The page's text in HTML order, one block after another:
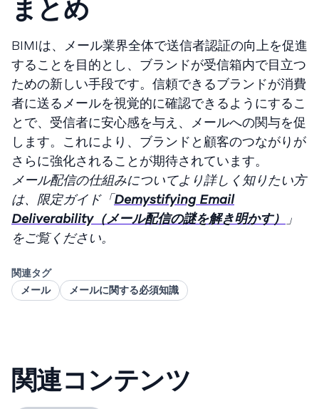
まとめ
BIMIは、メール業界全体で送信者認証の向上を促進
することを目的とし、ブランドが受信箱内で目立つ
ための新しい手段です。信頼できるブランドが消費
者に送るメールを視覚的に確認できるようにするこ
とで、受信者に安心感を与え、メールへの関与を促
します。これにより、ブランドと顧客のつながりが
さらに強化されることが期待されています。
メール配信の仕組みについてより詳しく知りたい方
は、限定ガイド「Demystifying Email
Deliverability（メール配信の謎を解き明かす）
」
をご覧ください。
関連タグ
メール
メールに関する必須知識
関連コンテンツ